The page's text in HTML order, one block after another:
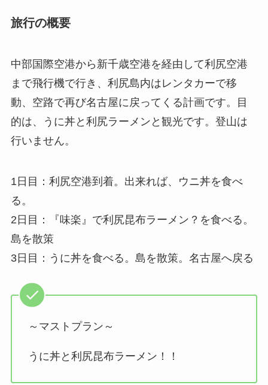
旅行の概要
中部国際空港から新千歳空港を経由して利尻空港
まで飛行機で行き、利尻島内はレンタカーで移
動、空路で再び名古屋に戻ってくる計画です。目
的は、うに丼と利尻ラーメンと観光です。登山は
行いません。
1日目：利尻空港到着。出来れば、ウニ丼を食べ
る。
2日目：『味楽』で利尻昆布ラーメン？を食べる。
島を散策
3日目：うに丼を食べる。島を散策。名古屋へ戻る
～マストプラン～
うに丼と利尻昆布ラーメン！！